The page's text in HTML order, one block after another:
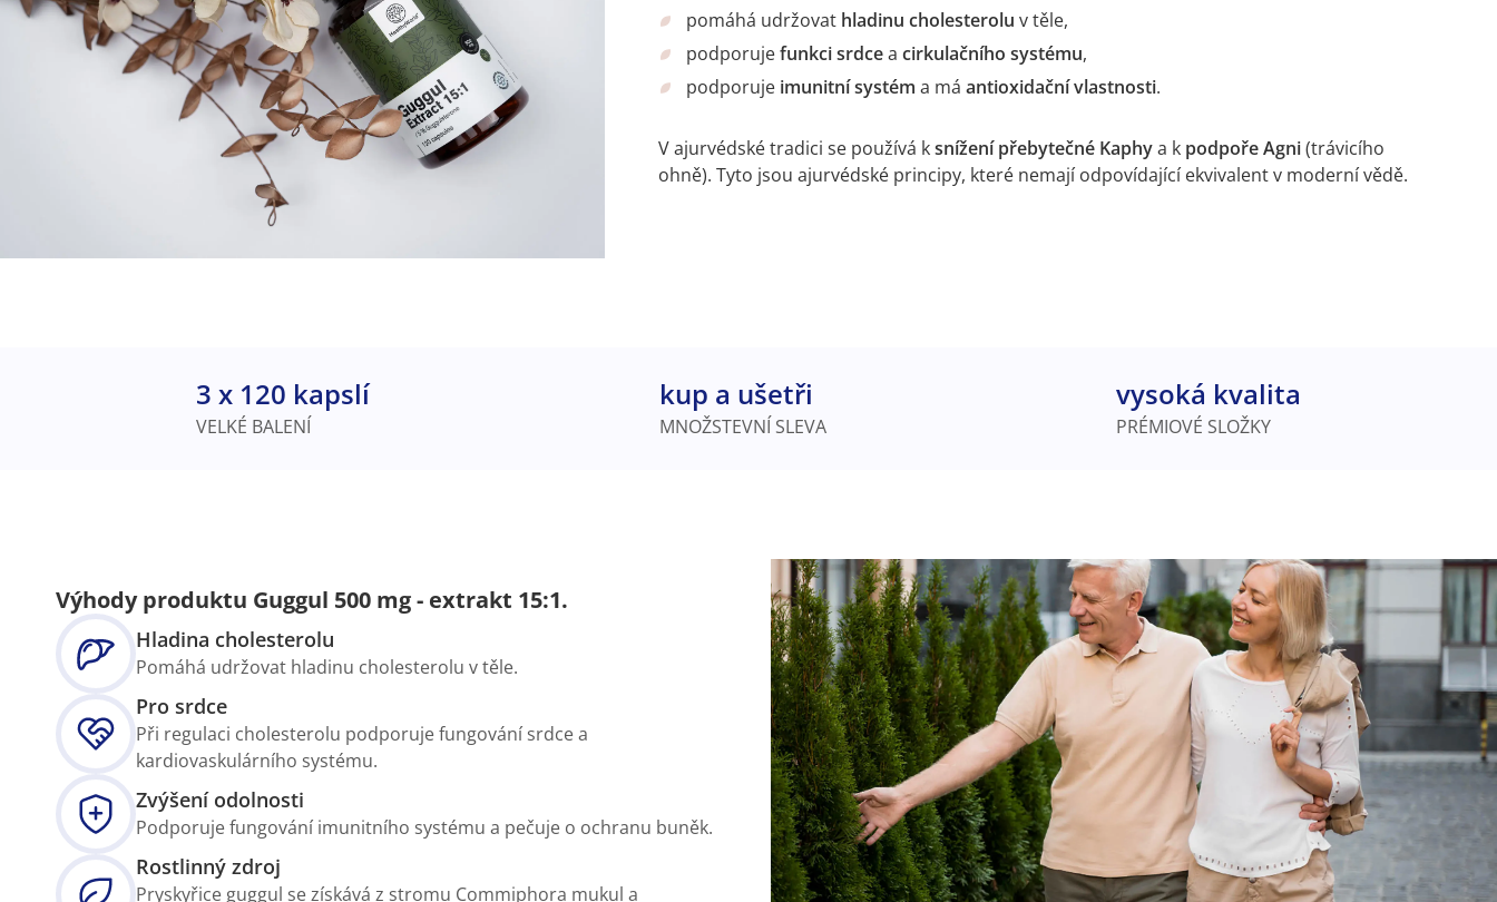
pomáhá udržovat hladinu cholesteroluv těle,
podporujefunkci srdceacirkulačního systému,
podporuje imunitní systéma máantioxidační vlastnosti.
V ajurvédské tradici se používá ksnížení přebytečné Kaphya k podpoře Agni(trávicího
ohně). Tyto jsou ajurvédské principy, které nemají odpovídající ekvivalent v moderní vědě.
3 x 120 kapslí
VELKÉ BALENÍ
kup a ušetři
MNOŽSTEVNÍ SLEVA
vysoká kvalita
PRÉMIOVÉ SLOŽKY
Výhody produktu Guggul 500 mg - extrakt 15:1.
Hladina cholesterolu
Pomáhá udržovat hladinu cholesterolu v těle.
Pro srdce
Při regulaci cholesterolu podporuje fungování srdce a
kardiovaskulárního systému.
Zvýšení odolnosti
Podporuje fungování imunitního systému a pečuje o ochranu buněk.
Rostlinný zdroj
Pryskyřice guggul se získává z stromu Commiphora mukul a